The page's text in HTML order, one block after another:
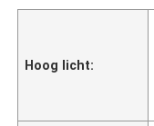
Hoog licht: